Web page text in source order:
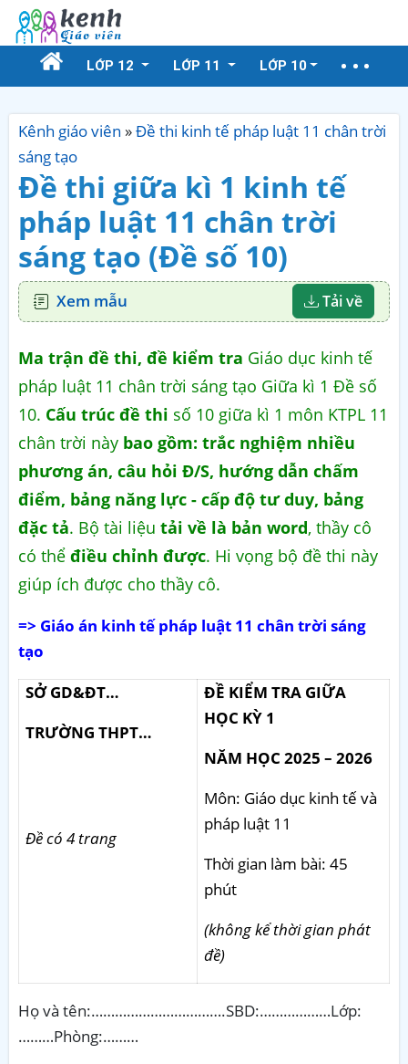
LỚP 12 LỚP 11 LỚP 10
Kênh giáo viên »Đề thi kinh tế pháp luật 11 chân trời
sáng tạo
Đề thi giữa kì 1 kinh tế
pháp luật 11 chân trời
sáng tạo (Đề số 10)
Xem mẫu Tải về
Ma trận đề thi, đề kiểm tra Giáo dục kinh tế
pháp luật 11 chân trời sáng tạo Giữa kì 1 Đề số
10. Cấu trúc đề thi số 10 giữa kì 1 môn KTPL 11
chân trời này bao gồm: trắc nghiệm nhiều
phương án, câu hỏi Đ/S, hướng dẫn chấm
điểm, bảng năng lực - cấp độ tư duy, bảng
đặc tả. Bộ tài liệu tải về là bản word, thầy cô
có thể điều chỉnh được. Hi vọng bộ đề thi này
giúp ích được cho thầy cô.
=> Giáo án kinh tế pháp luật 11 chân trời sáng
tạo
SỞ GD&ĐT…
TRƯỜNG THPT…
Đề có 4 trang
ĐỀ KIỂM TRA GIỮA
HỌC KỲ 1
NĂM HỌC 2025 – 2026
Môn: Giáo dục kinh tế và
pháp luật 11
Thời gian làm bài: 45
phút
(không kể thời gian phát
đề)
Họ và tên:…………………………….SBD:………………Lớp:
………Phòng:………